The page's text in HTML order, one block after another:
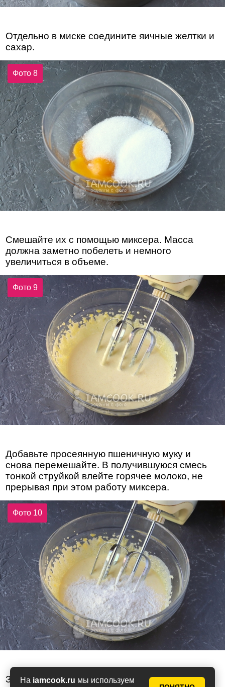
На iamcook.ru мы используем
Отдельно в миске соедините яичные желтки и
сахар.
Фото 8
Смешайте их с помощью миксера. Масса
должна заметно побелеть и немного
увеличиться в объеме.
Фото 9
Добавьте просеянную пшеничную муку и
снова перемешайте. В получившуюся смесь
тонкой струйкой влейте горячее молоко, не
прерывая при этом работу миксера.
Фото 10
Затем содержимое миски перелейте обратно